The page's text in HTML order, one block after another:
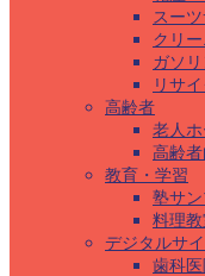
スー
クリ
ガソ
リサ
高齢者
老人
高齢
教育・学習
塾サ
料理
デジタルサ
歯科